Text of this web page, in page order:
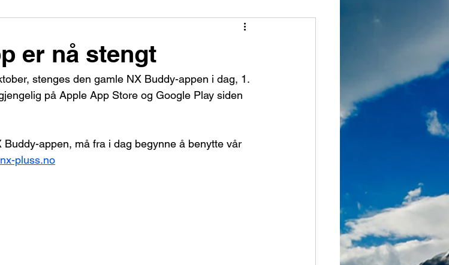
er nå stengt
stenges den gamle NX Buddy-appen i dag, 1.
på Apple App Store og Google Play siden
appen, må fra i dag begynne å benytte vår
pluss.no